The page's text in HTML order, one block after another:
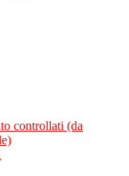
controllati (da